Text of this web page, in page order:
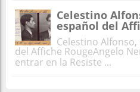
Celestino
español del
Celestino
del Affiche RougeAngelo
entrar en la Resiste ...